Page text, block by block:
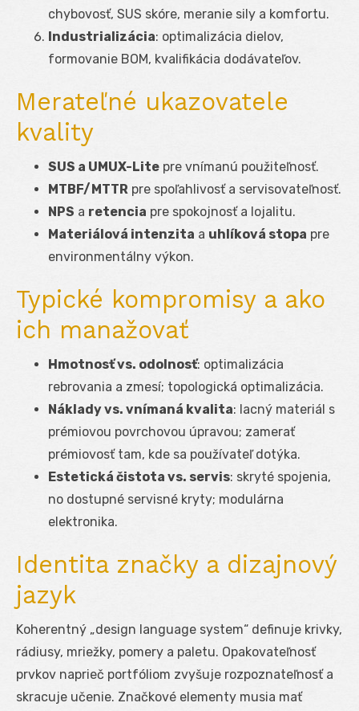
chybovosť, SUS skóre, meranie sily a komfortu.
Industrializácia: optimalizácia dielov,
formovanie BOM, kvalifikácia dodávateľov.
Merateľné ukazovatele
kvality
SUS a UMUX-Lite pre vnímanú použiteľnosť.
MTBF/MTTR pre spoľahlivosť a servisovateľnosť.
NPS a retencia pre spokojnosť a lojalitu.
Materiálová intenzita a uhlíková stopa pre
environmentálny výkon.
Typické kompromisy a ako
ich manažovať
Hmotnosť vs. odolnosť: optimalizácia
rebrovania a zmesí; topologická optimalizácia.
Náklady vs. vnímaná kvalita: lacný materiál s
prémiovou povrchovou úpravou; zamerať
prémiovosť tam, kde sa používateľ dotýka.
Estetická čistota vs. servis: skryté spojenia,
no dostupné servisné kryty; modulárna
elektronika.
Identita značky a dizajnový
jazyk
Koherentný „design language system“ definuje krivky,
rádiusy, mriežky, pomery a paletu. Opakovateľnosť
prvkov naprieč portfóliom zvyšuje rozpoznateľnosť a
skracuje učenie. Značkové elementy musia mať